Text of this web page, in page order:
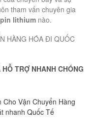
tham vấn chuyên gia
pin lithium nào.
HÀNG HÓA ĐI QUỐC
TRỢ NHANH CHÓNG
Vận Chuyển Hàng
nhanh Quốc Tế